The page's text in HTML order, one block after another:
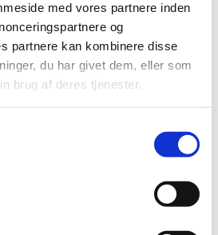
med vores partnere inden
og
partnere kan kombinere disse
du har givet dem, eller som
brug af deres tjenester.
og videregivelse af
at indsamle, behandle og
patientbehandling
og videregives almindelige
i medfør af